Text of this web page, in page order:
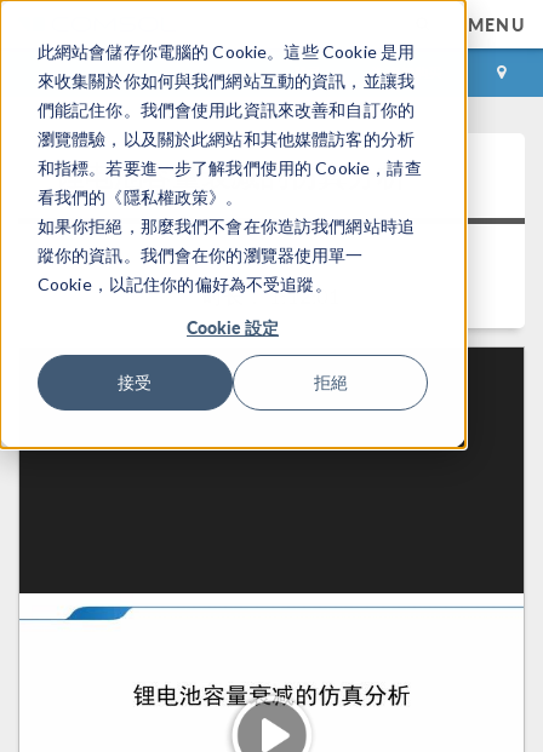
此網站會儲存你電腦的 Cookie。這些 Cookie 是用
來收集關於你如何與我們網站互動的資訊，並讓我
們能記住你。我們會使用此資訊來改善和自訂你的
瀏覽體驗，以及關於此網站和其他媒體訪客的分析
和指標。若要進一步了解我們使用的 Cookie，請查
看我們的《隱私權政策》。
如果你拒絕，那麼我們不會在你造訪我們網站時追
蹤你的資訊。我們會在你的瀏覽器使用單一
Cookie，以記住你的偏好為不受追蹤。
Cookie 設定
接受 拒絕
MENU
登录 咨询与购买
锂电池容量衰减的仿真分析
返回视频中心
时长： 1:12:01